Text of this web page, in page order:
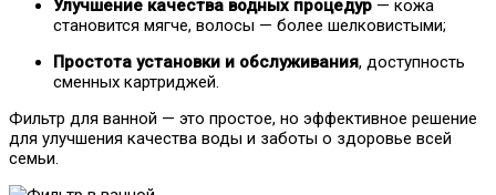
Улучшение качества водных процедур — кожа
становится мягче, волосы — более шелковистыми;
Простота установки и обслуживания, доступность
сменных картриджей.
Фильтр для ванной — это простое, но эффективное решение
для улучшения качества воды и заботы о здоровье всей
семьи.